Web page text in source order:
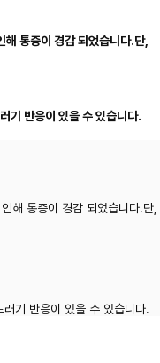
통증이 경감 되었습니다.단,
기 반응이 있을 수 있습니다.
해 통증이 경감 되었습니다.단,
기 반응이 있을 수 있습니다.